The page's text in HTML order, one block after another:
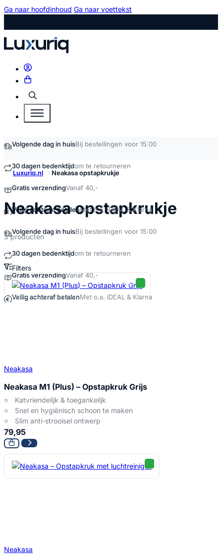
Ga naar hoofdinhoud Ga naar voettekst
Zoeken
Volgende dag in huisBij bestellingen voor 15:00
30 dagen bedenktijdom te retourneren
Gratis verzendingVanaf 40,-
Veilig achteraf betalenMet o.a. iDEAL & Klarna
Volgende dag in huisBij bestellingen voor 15:00
30 dagen bedenktijdom te retourneren
Gratis verzendingVanaf 40,-
Veilig achteraf betalenMet o.a. iDEAL & Klarna
Luxuriq.nl Neakasa opstapkrukje
Neakasa opstapkrukje
3 producten
Filters
Neakasa opstapkrukje Producten
Neakasa
Neakasa M1 (Plus) – Opstapkruk Grijs
Katvriendelijk & toegankelijk
Snel en hygiënisch schoon te maken
Slim anti-strooisel ontwerp
79,95
Neakasa